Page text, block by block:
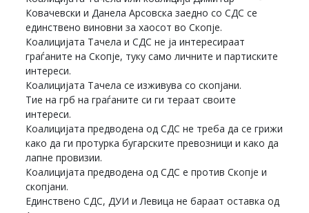
Ковачевски и Данела Арсовска заедно со СДС се
единствено виновни за хаосот во Скопје.
Коалицијата Тачела и СДС не ја интересираат
граѓаните на Скопје, туку само личните и партиските
интереси.
Коалицијата Тачела се изживува со скопјани.
Тие на грб на граѓаните си ги тераат своите
интереси.
Коалицијата предводена од СДС не треба да се грижи
како да ги протурка бугарските превозници и како да
лапне провизии.
Коалицијата предводена од СДС е против Скопје и
скопјани.
Единствено СДС, ДУИ и Левица не бараат оставка од